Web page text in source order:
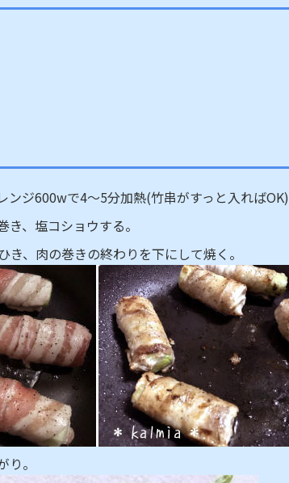
ンジ600wで4～5分加熱(竹串がすっと入ればOK)
、塩コショウする。
き、肉の巻きの終わりを下にして焼く。
。